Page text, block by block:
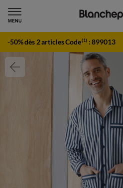
-50% dès 2 articles Code(1) :899013